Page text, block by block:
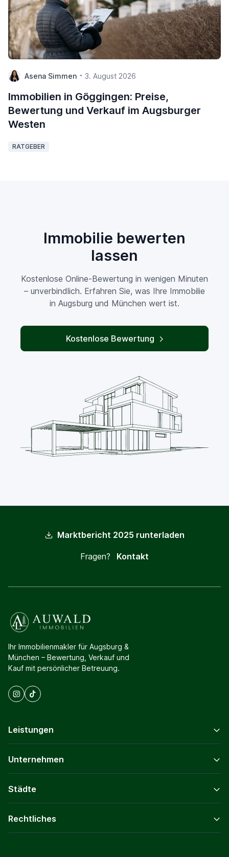
Asena Simmen 3. August 2026
Immobilien in Göggingen: Preise,
Bewertung und Verkauf im Augsburger
Westen
RATGEBER
Immobilie bewerten
lassen
Kostenlose Online-Bewertung in wenigen Minuten
– unverbindlich. Erfahren Sie, was Ihre Immobilie
in Augsburg und München wert ist.
Kostenlose Bewertung
Marktbericht 2025 runterladen
Fragen? Kontakt
Ihr Immobilienmakler für Augsburg &
München – Bewertung, Verkauf und
Kauf mit persönlicher Betreuung.
Leistungen
Unternehmen
Städte
Rechtliches